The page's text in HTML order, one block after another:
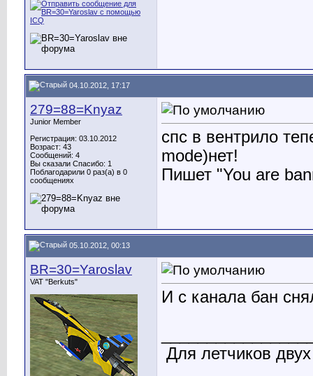
04.10.2012, 17:17
279=88=Knyaz
Junior Member
Регистрация: 03.10.2012
Возраст: 43
Сообщений: 4
Вы сказали Спасибо: 1
Поблагодарили 0 раз(а) в 0
сообщениях
спс в вентрило
mode)нет!
Пишет "You are
05.10.2012, 00:13
BR=30=Yaroslav
VAT "Berkuts"
И с канала бан
Для летчиков